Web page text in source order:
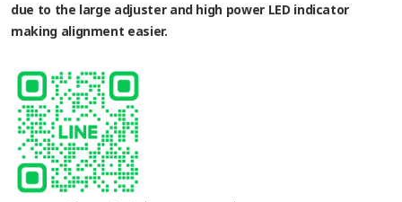
due to the large adjuster and high power LED indicator
making alignment easier.